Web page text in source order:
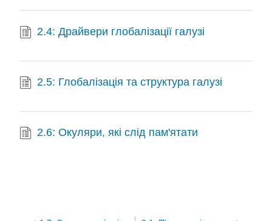
2.4: Драйвери глобалізації галузі
2.5: Глобалізація та структура галузі
2.6: Окуляри, які слід пам'ятати